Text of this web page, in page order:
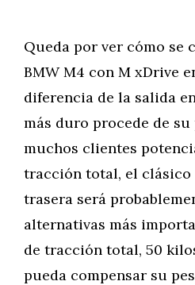
Queda por ver cómo se
BMW M4 con M xDrive
diferencia de la salida
más duro procede de
muchos clientes
tracción total, el
trasera será
alternativas más
de tracción total, 50
pueda compensar su